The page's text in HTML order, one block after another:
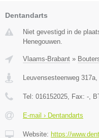
Dentandarts
Niet gevestigd in de
Henegouwen.
Vlaams-Brabant »
Leuvensesteenweg 317a
Tel: 016152025 , Fax: - ,
E-mail › Dentandarts
Website: https://